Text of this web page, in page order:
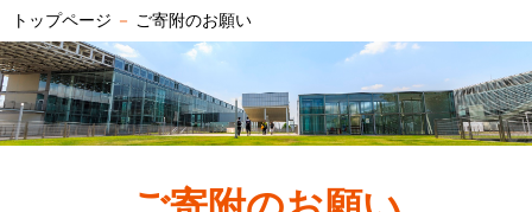
トップページ － ご寄附のお願い